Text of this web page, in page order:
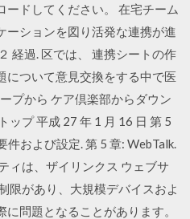
ードしてください。 在宅チーム
ーションを図り活発な連携が進
経過. 区では、 連携シートの作
について意見交換をする中で医
プから ケア倶楽部からダウン
ップ 平成 27 年 1 月 16 日 第 5
件および設定. 第 5 章: WebTalk.
ィは、ザイリンクス ウェブサ
限があり、大規模デバイスおよ
問題となることがあります。